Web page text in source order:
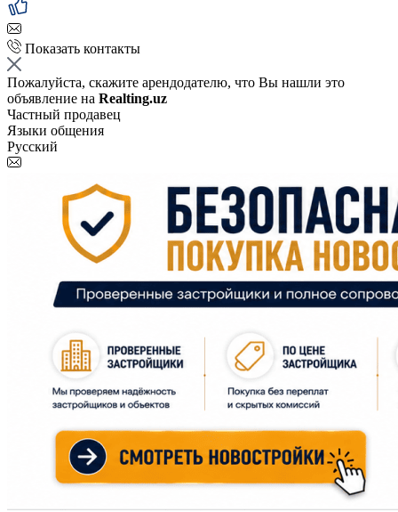
Показать контакты
Пожалуйста, скажите арендодателю, что Вы нашли это
объявление на Realting.uz
Частный продавец
Языки общения
Русский